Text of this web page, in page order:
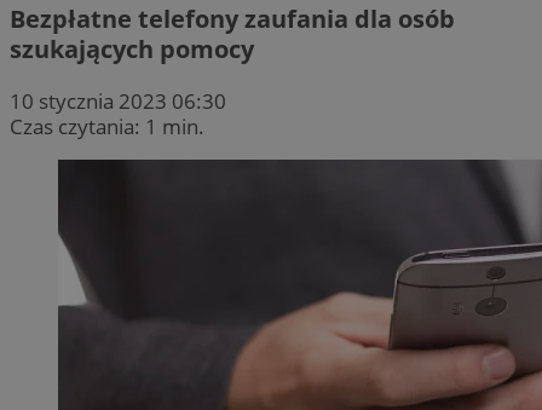
Bezpłatne telefony zaufania dla osób
szukających pomocy
10 stycznia 2023 06:30
Czas czytania: 1 min.